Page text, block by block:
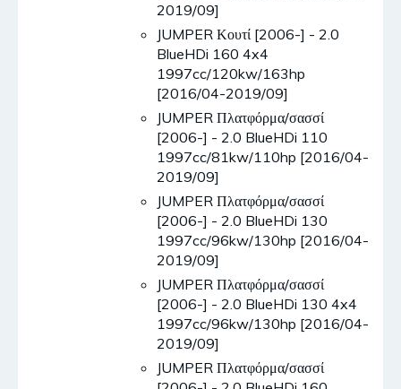
2019/09]
JUMPER Κουτί [2006-] - 2.0
BlueHDi 160 4x4
1997cc/120kw/163hp
[2016/04-2019/09]
JUMPER Πλατφόρμα/σασσί
[2006-] - 2.0 BlueHDi 110
1997cc/81kw/110hp [2016/04-
2019/09]
JUMPER Πλατφόρμα/σασσί
[2006-] - 2.0 BlueHDi 130
1997cc/96kw/130hp [2016/04-
2019/09]
JUMPER Πλατφόρμα/σασσί
[2006-] - 2.0 BlueHDi 130 4x4
1997cc/96kw/130hp [2016/04-
2019/09]
JUMPER Πλατφόρμα/σασσί